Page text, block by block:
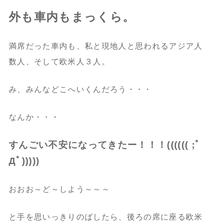
外も車内もまっくら。
満席だった車内も、私と現地人と思われるアジア人
数人、そして欧米人３人。
み、みんなどこへいくんだろう・・・
なんか・・・
すんごい不安になってきたー！！！(((((( ;ﾟ
Дﾟ)))))
おおお～ど～しよう～～～
と手を思いっきりのばしたら、後ろの席に座る欧米